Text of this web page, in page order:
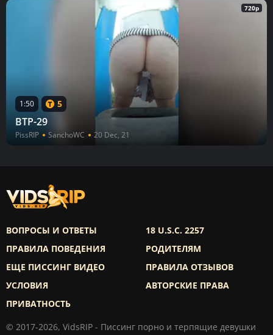
720p
1:50 5
BTP-29
PissRIP SanchoWC 20 Dec, 21
ВОПРОСЫ И ОТВЕТЫ
ПРАВИЛА ПОВЕДЕНИЯ
ЕЩЕ ПИССИНГ ВИДЕО
УСЛОВИЯ
ПРИВАТНОСТЬ
18 U.S.C. 2257
РОДИТЕЛЯМ
ПРАВИЛА ОТЗЫВОВ
АВТОРСКИЕ ПРАВА
© 2017-2026, VidsRIP - Писсинг порно и терпящие девушки